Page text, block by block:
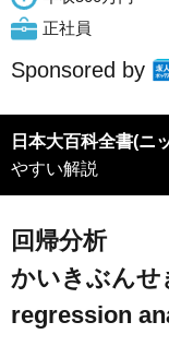
正社員
Sponsored by
日本大百科全書(ニ
やすい解説
回帰分析
かいきぶんせ
regression